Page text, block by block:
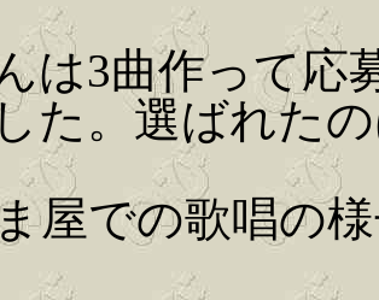
は3曲作って応
た。選ばれた
屋での歌唱の